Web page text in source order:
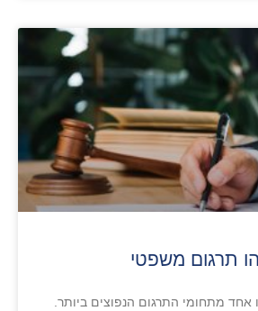
תרגום משפטי
אחד מתחומי התרגום הנפוצים ביותר.